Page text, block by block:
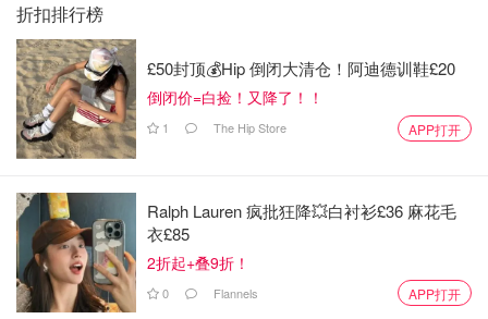
折扣排行榜
£50封顶💰Hip 倒闭大清仓！阿迪德训鞋£20
倒闭价=白捡！又降了！！
1 The Hip Store APP打开
Ralph Lauren 疯批狂降💥白衬衫£36 麻花毛
衣£85
2折起+叠9折！
0 Flannels APP打开